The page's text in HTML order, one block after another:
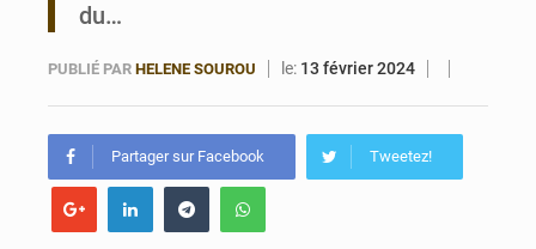
du…
PUBLIÉ PAR HELENE SOUROU le: 13 février 2024
Partager sur Facebook Tweetez!